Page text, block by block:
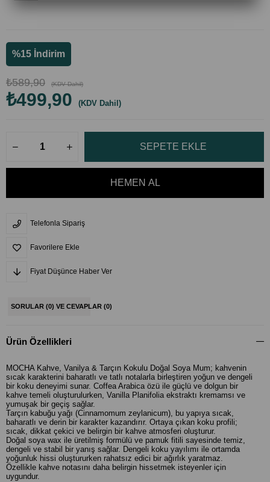
%15 İndirim
₺589,90 (KDV Dahil)
₺499,90 (KDV Dahil)
Telefonla Sipariş
Favorilere Ekle
Fiyat Düşünce Haber Ver
SORULAR (0) VE CEVAPLAR (0)
Ürün Özellikleri
MOCHA Kahve, Vanilya & Tarçın Kokulu Doğal Soya Mum; kahvenin
sıcak karakterini baharatlı ve tatlı notalarla birleştiren yoğun ve dengeli
bir koku deneyimi sunar. Coffea Arabica özü ile güçlü ve dolgun bir
kahve temeli oluşturulurken, Vanilla Planifolia ekstraktı kremamsı ve
yumuşak bir geçiş sağlar.
Tarçın kabuğu yağı (Cinnamomum zeylanicum), bu yapıya sıcak,
baharatlı ve derin bir karakter kazandırır. Ortaya çıkan koku profili;
sıcak, dikkat çekici ve belirgin bir kahve atmosferi oluşturur.
Doğal soya wax ile üretilmiş formülü ve pamuk fitili sayesinde temiz,
dengeli ve stabil bir yanış sağlar. Dengeli koku yayılımı ile ortamda
yoğunluk hissi oluştururken rahatsız edici bir ağırlık yaratmaz.
Özellikle kahve notasını daha belirgin hissetmek isteyenler için
uygundur.